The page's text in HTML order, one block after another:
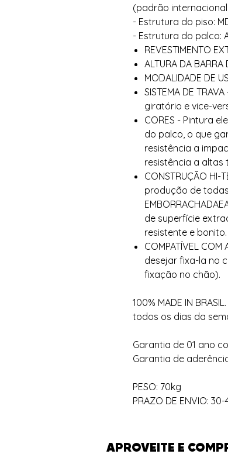
(padrão
- Estrutura do piso:
- Estrutura do palco:
REVESTIMENTO
ALTURA DA
MODALIDADE DE
SISTEMA DE
giratório e vice-
CORES - Pintura
do palco, o que
resistência a
resistência a altas
CONSTRUÇÃO
produção de todas
de superfície
resistente e bonito.
COMPATÍVEL COM
desejar fixa-la no
fixação no chão).
100% MADE IN
todos os dias da
Garantia de 01 ano
Garantia de
PESO: 70kg
PRAZO DE ENVIO:
APROVEITE E